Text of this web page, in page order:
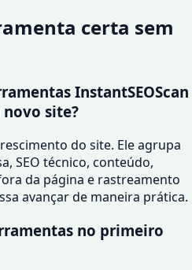
certa sem
InstantSEOScan
site?
do site. Ele agrupa
SEO técnico, conteúdo,
da página e rastreamento
avançar de maneira prática.
no primeiro